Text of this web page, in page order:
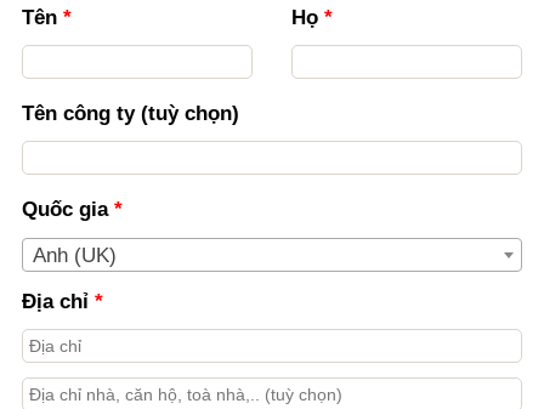
Tên * Họ *
Tên công ty (tuỳ chọn)
Quốc gia *
Anh (UK)
Địa chỉ *
Địa